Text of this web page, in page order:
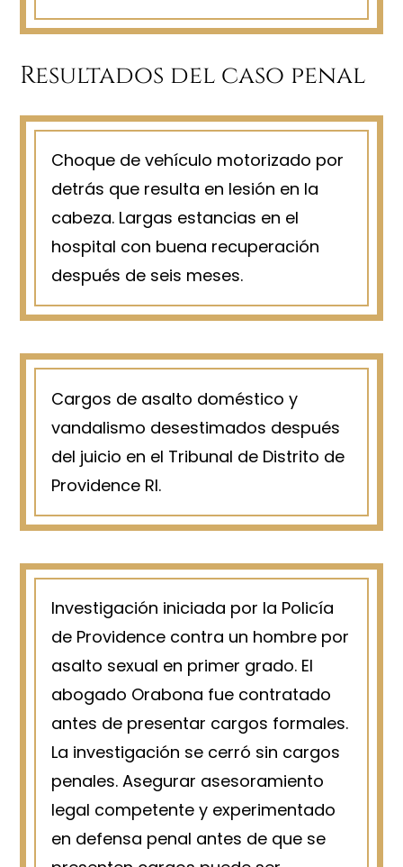
Resultados del caso penal
Choque de vehículo motorizado por
detrás que resulta en lesión en la
cabeza. Largas estancias en el
hospital con buena recuperación
después de seis meses.
Cargos de asalto doméstico y
vandalismo desestimados después
del juicio en el Tribunal de Distrito de
Providence RI.
Investigación iniciada por la Policía
de Providence contra un hombre por
asalto sexual en primer grado. El
abogado Orabona fue contratado
antes de presentar cargos formales.
La investigación se cerró sin cargos
penales. Asegurar asesoramiento
legal competente y experimentado
en defensa penal antes de que se